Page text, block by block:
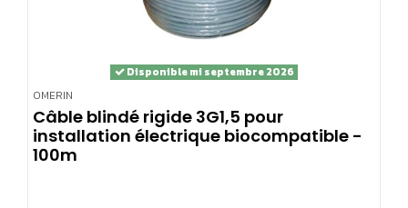
OMERIN
Disponible mi septembre 2026
Câble blindé rigide 3G1,5 pour
installation électrique biocompatible -
100m